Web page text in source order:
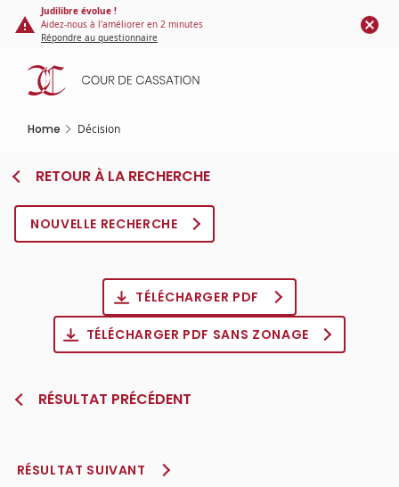
Cookies management panel
content
Judilibre évolue !
Aidez-nous à l'améliorer en 2 minutes
Répondre au questionnaire
Home Décision
RETOUR À LA RECHERCHE
NOUVELLE RECHERCHE
TÉLÉCHARGER PDF
TÉLÉCHARGER PDF SANS ZONAGE
RÉSULTAT PRÉCÉDENT
RÉSULTAT SUIVANT